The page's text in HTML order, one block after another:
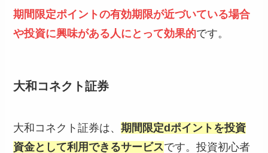
期間限定ポイントの有効期限が近づいている場合
や投資に興味がある人にとって効果的です。
大和コネクト証券
大和コネクト証券は、期間限定dポイントを投資
資金として利用できるサービスです。投資初心者